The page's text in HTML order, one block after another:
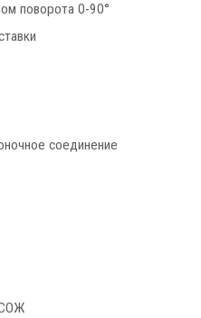
поворота 0-90°
соединение